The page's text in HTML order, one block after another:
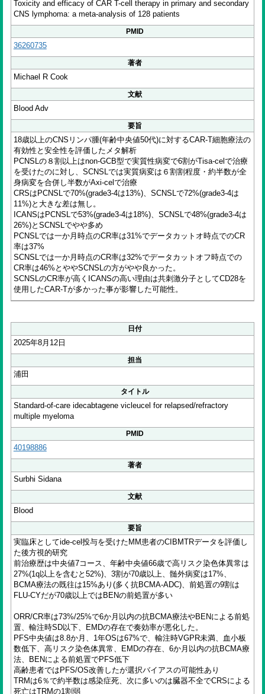
Toxicity and efficacy of CAR T-cell therapy in primary and secondary
CNS lymphoma: a meta-analysis of 128 patients
PMID
36260735
著者
Michael R Cook
文献
Blood Adv
要旨
18歳以上のCNSリンパ腫(年齢中央値50代)に対するCAR-T細胞療法の
有効性と安全性を評価したメタ解析
PCNSLの８割以上はnon-GCB型で実質性病変で6割がTisa-celで治療
を受けたのに対し、SCNSLでは実質病変は６割割程度・約半数が全
身病変を合併し半数がAxi-celで治療
CRSはPCNSLで70%(grade3-4は13%)、SCNSLで72%(grade3-4は
11%)と大きな差は無し。
ICANSはPCNSLで53%(grade3-4は18%)、SCNSLで48%(grade3-4は
26%)とSCNSLでやや多め
PCNSLでは一か月時点のCR率は31%でデータカットオ時点でのCR
率は37%
SCNSLでは一か月時点のCR率は32%でデータカットオフ時点での
CR率は46%とややSCNSLの方がやや良かった。
SCNSLのCR率が高くICANSの高い理由は共刺激分子としてCD28を
使用したCAR-Tが多かった事が影響した可能性。
日付
2025年8月12日
担当
浦田
タイトル
Standard-of-care idecabtagene vicleucel for relapsed/refractory
multiple myeloma
PMID
40198886
著者
Surbhi Sidana
文献
Blood
要旨
実臨床としてide-cel投与を受けたMM患者のCIBMTRデータを評価し
た後方視的研究
前治療歴は中央値7コース、年齢中央値66歳で高リスク染色体異常は
27%(1q以上を含むと52%)、3割が70歳以上、髄外病変は17%、
BCMA療法の既往は15%あり(多く抗BCMA-ADC)、前処置の9割は
FLU-CYだが70歳以上ではBENの前処置が多い
ORR/CR率は73%/25%で6か月以内の抗BCMA療法やBENによる前処
置、輸注時SD以下、EMDの存在で奏効率が悪化した。
PFS中央値は8.8か月、1年OSは67%で、輸注時VGPR未満、血小板
数低下、高リスク染色体異常、EMDの存在、6か月以内の抗BCMA療
法、BENによる前処置でPFS低下
高齢患者ではPFS/OS改善したが選択バイアスの可能性あり
TRMは6％で約半数は感染症死、次に多いのは臓器不全でCRSによる
死亡はTRMの1割弱